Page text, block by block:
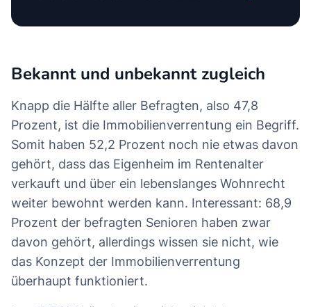
Bekannt und unbekannt zugleich
Knapp die Hälfte aller Befragten, also 47,8
Prozent, ist die Immobilienverrentung ein Begriff.
Somit haben 52,2 Prozent noch nie etwas davon
gehört, dass das Eigenheim im Rentenalter
verkauft und über ein lebenslanges Wohnrecht
weiter bewohnt werden kann. Interessant: 68,9
Prozent der befragten Senioren haben zwar
davon gehört, allerdings wissen sie nicht, wie
das Konzept der Immobilienverrentung
überhaupt funktioniert.